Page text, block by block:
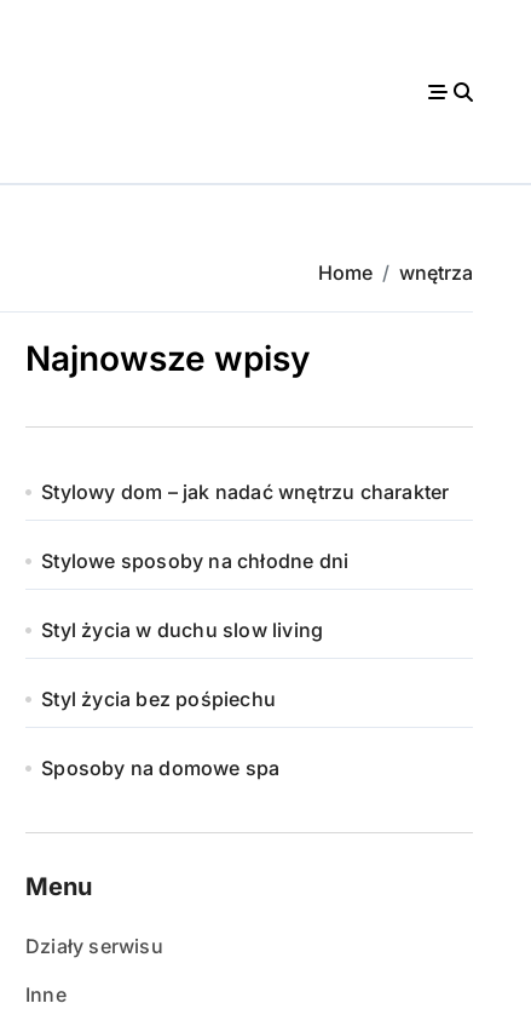
Home wnętrza
Najnowsze wpisy
Stylowy dom – jak nadać wnętrzu charakter
Stylowe sposoby na chłodne dni
Styl życia w duchu slow living
Styl życia bez pośpiechu
Sposoby na domowe spa
Menu
Działy serwisu
Inne